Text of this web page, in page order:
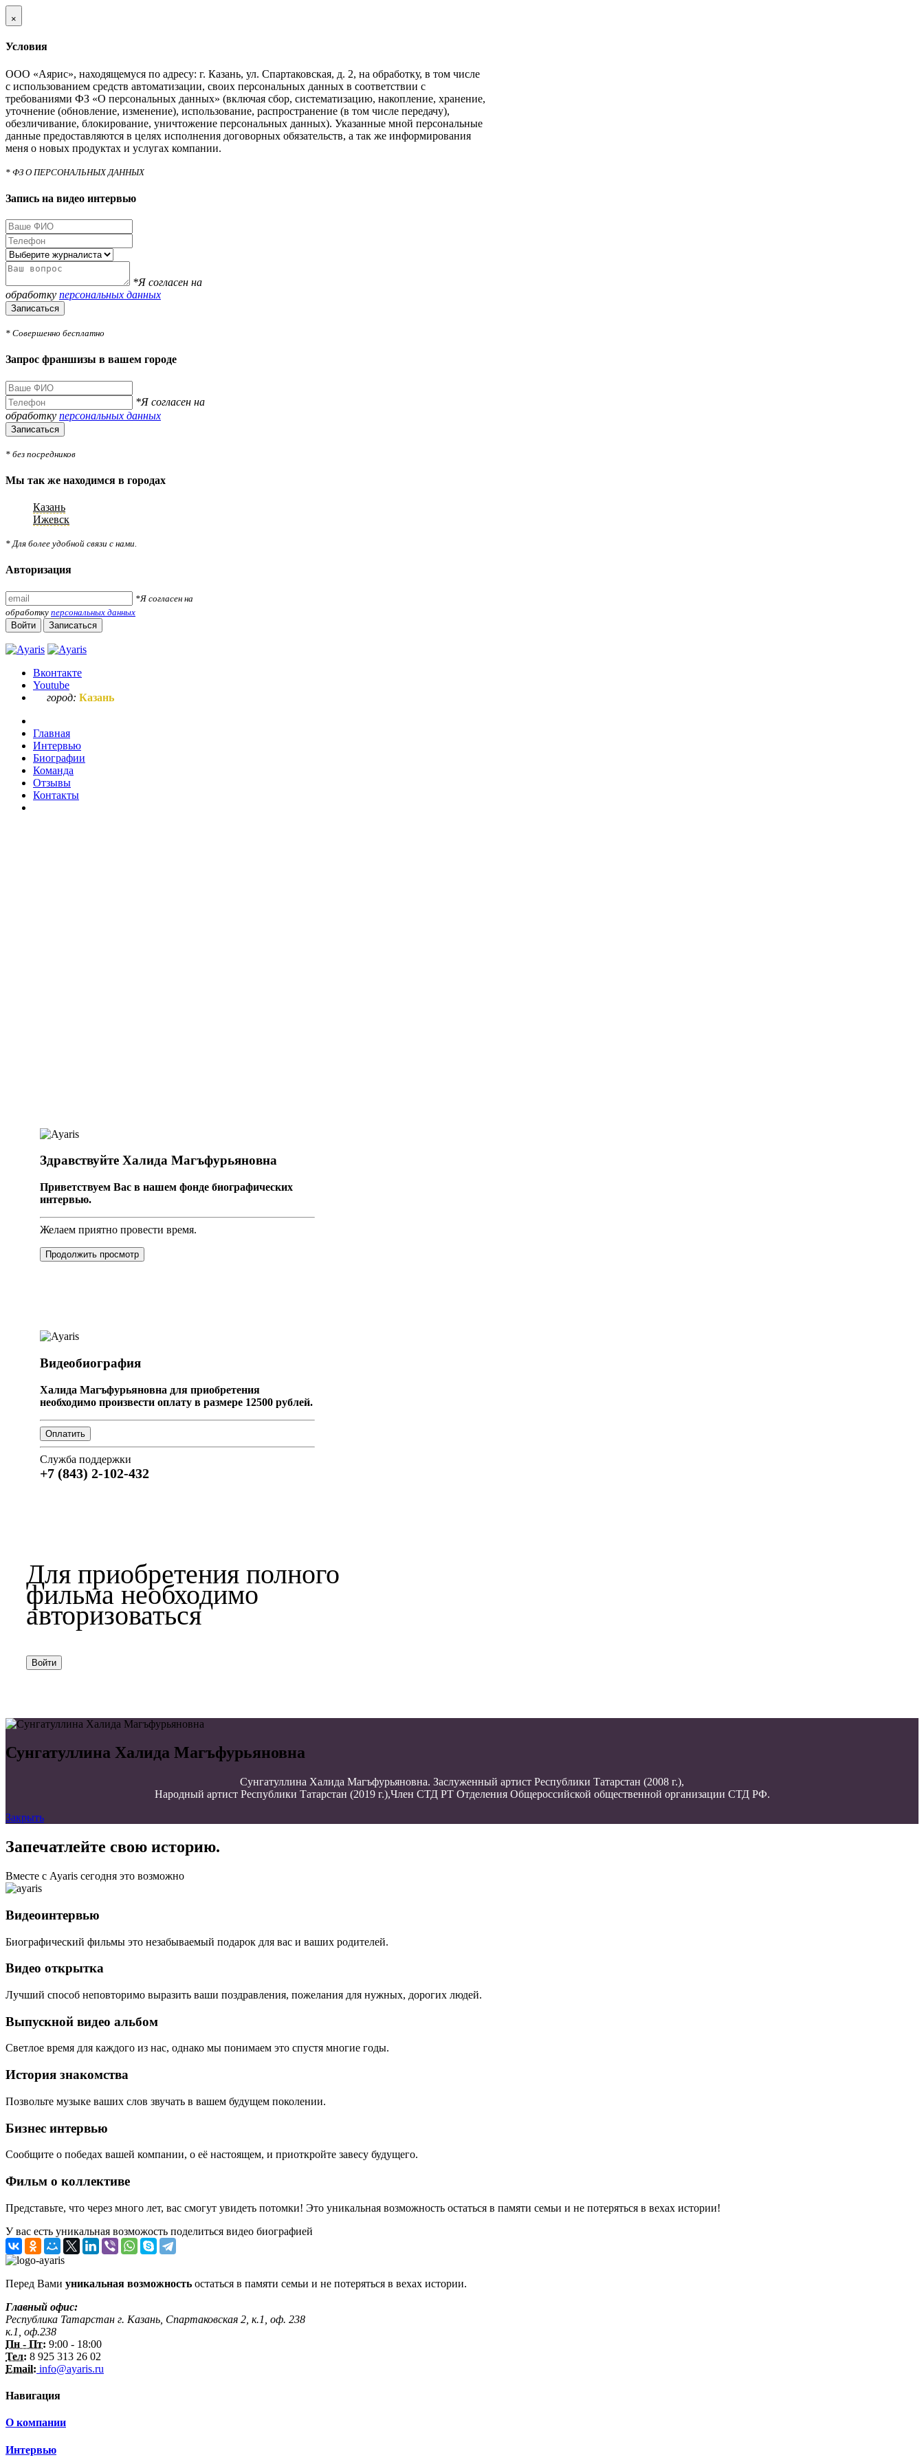
×
Условия
ООО «Аярис», находящемуся по адресу: г. Казань, ул. Спартаковская, д. 2, на обработку, в том числе
с использованием средств автоматизации, своих персональных данных в соответствии с
требованиями ФЗ «О персональных данных» (включая сбор, систематизацию, накопление, хранение,
уточнение (обновление, изменение), использование, распространение (в том числе передачу),
обезличивание, блокирование, уничтожение персональных данных). Указанные мной персональные
данные предоставляются в целях исполнения договорных обязательств, а так же информирования
меня о новых продуктах и услугах компании.
* ФЗ О ПЕРСОНАЛЬНЫХ ДАННЫХ
Запись на видео интервью
*Я согласен на
обработку персональных данных
Записаться
* Совершенно бесплатно
Запрос франшизы в вашем городе
*Я согласен на
обработку персональных данных
Записаться
* без посредников
Мы так же находимся в городах
Казань
Ижевск
* Для более удобной связи с нами.
Авторизация
*Я согласен на
обработку персональных данных
Войти
Записаться
Вконтакте
Youtube
город: Казань
Главная
Интервью
Биографии
Команда
Отзывы
Контакты
Здравствуйте Халида Магъфурьяновна
Приветствуем Вас в нашем фонде биографических
интервью.
Желаем приятно провести время.
Продолжить просмотр
Видеобиография
Халида Магъфурьяновна для приобретения
необходимо произвести оплату в размере 12500 рублей.
Служба поддержки
+7 (843) 2-102-432
Для приобретения полного
фильма необходимо
авторизоваться
Войти
Сунгатуллина Халида Магъфурьяновна
Сунгатуллина Халида Магъфурьяновна. Заслуженный артист Республики Татарстан (2008 г.),
Народный артист Республики Татарстан (2019 г.),Член СТД РТ Отделения Общероссийской общественной организации СТД РФ.
Закрыть
Запечатлейте свою историю.
Вместе с Ayaris сегодня это возможно
Видеоинтервью
Биографический фильмы это незабываемый подарок для вас и ваших родителей.
Видео открытка
Лучший способ неповторимо выразить ваши поздравления, пожелания для нужных, дорогих людей.
Выпускной видео альбом
Светлое время для каждого из нас, однако мы понимаем это спустя многие годы.
История знакомства
Позвольте музыке ваших слов звучать в вашем будущем поколении.
Бизнес интервью
Сообщите о победах вашей компании, о её настоящем, и приоткройте завесу будущего.
Фильм о коллективе
Представьте, что через много лет, вас смогут увидеть потомки! Это уникальная возможность остаться в памяти семьи и не потеряться в вехах истории!
У вас есть уникальная возможость поделиться видео биографией
Перед Вами уникальная возможность остаться в памяти семьи и не потеряться в вехах истории.
Главный офис:
Республика Татарстан г. Казань, Спартаковская 2, к.1, оф. 238
к.1, оф.238
Пн - Пт: 9:00 - 18:00
Тел: 8 925 313 26 02
Email: info@ayaris.ru
Навигация
О компании
Интервью